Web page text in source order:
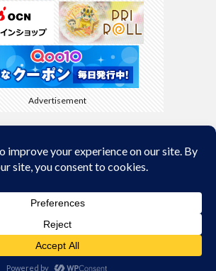
Advertisement
Back to Top
© Copyright 2026kyamaBlog